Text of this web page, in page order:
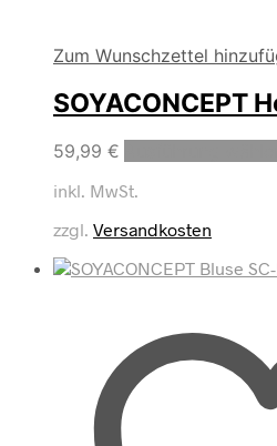
Zum Wunschzettel
SOYACONCEPT
59,99 €
inkl. MwSt.
zzgl. Versandkosten